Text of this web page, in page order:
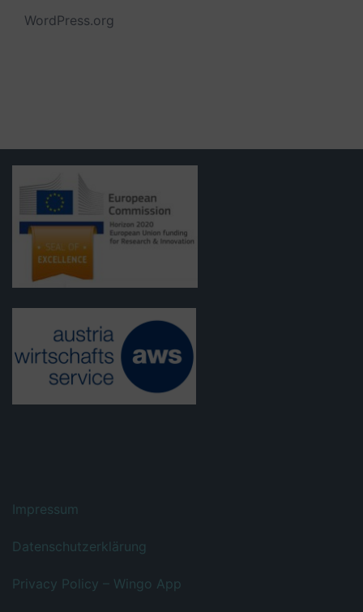
WordPress.org
Impressum
Datenschutzerklärung
Privacy Policy – Wingo App